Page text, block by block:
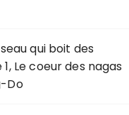
qui boit des
Le coeur des nagas
Do